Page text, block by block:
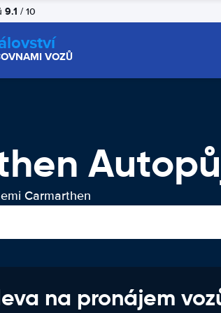
9.1 / 10
VOZŮ
Carmarthen
na pronájem